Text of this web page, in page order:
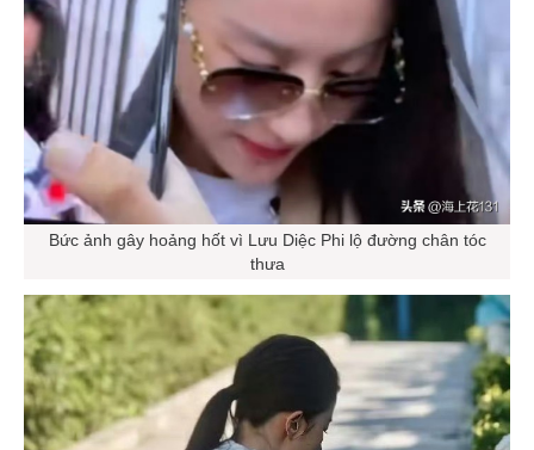
Bức ảnh gây hoảng hốt vì Lưu Diệc Phi lộ đường chân tóc
thưa